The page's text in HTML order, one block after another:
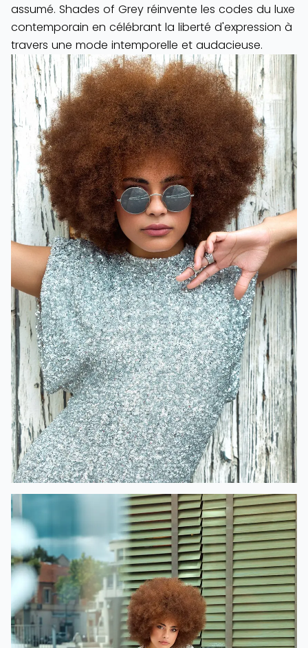
assumé. Shades of Grey réinvente les codes du luxe
contemporain en célébrant la liberté d'expression à
travers une mode intemporelle et audacieuse.